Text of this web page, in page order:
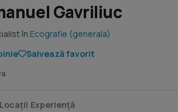
Gavriliuc
în Ecografie (generala)
Salvează favorit
Locații Experiență